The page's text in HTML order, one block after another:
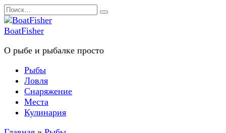
Перейти
к
содержанию
Search
for:
BoatFisher
О рыбе и рыбалке просто
Рыбы
Ловля
Снаряжение
Места
Кулинария